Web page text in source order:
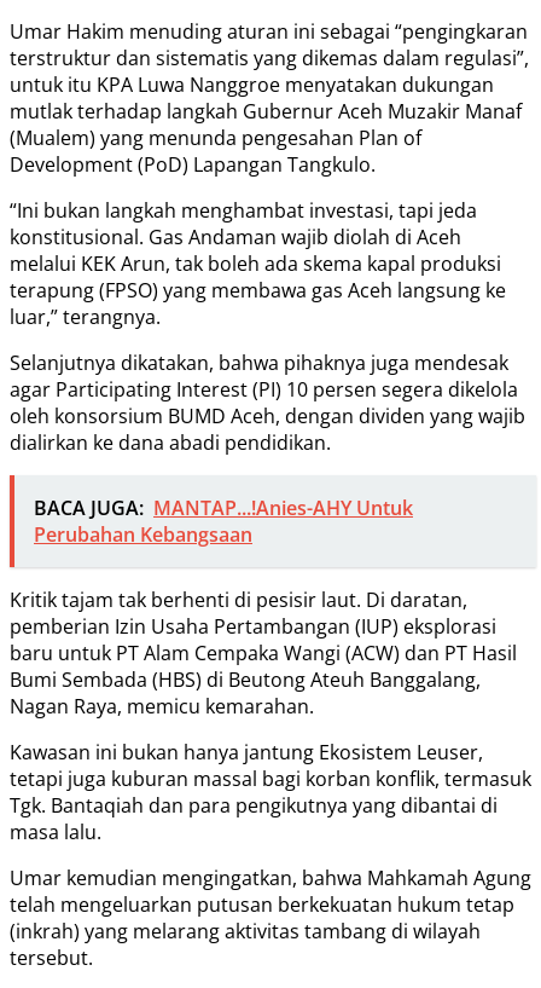
Umar Hakim menuding aturan ini sebagai “pengingkaran
terstruktur dan sistematis yang dikemas dalam regulasi”,
untuk itu KPA Luwa Nanggroe menyatakan dukungan
mutlak terhadap langkah Gubernur Aceh Muzakir Manaf
(Mualem) yang menunda pengesahan Plan of
Development (PoD) Lapangan Tangkulo.
“Ini bukan langkah menghambat investasi, tapi jeda
konstitusional. Gas Andaman wajib diolah di Aceh
melalui KEK Arun, tak boleh ada skema kapal produksi
terapung (FPSO) yang membawa gas Aceh langsung ke
luar,” terangnya.
Selanjutnya dikatakan, bahwa pihaknya juga mendesak
agar Participating Interest (PI) 10 persen segera dikelola
oleh konsorsium BUMD Aceh, dengan dividen yang wajib
dialirkan ke dana abadi pendidikan.
BACA JUGA: MANTAP...!Anies-AHY Untuk
Perubahan Kebangsaan
Kritik tajam tak berhenti di pesisir laut. Di daratan,
pemberian Izin Usaha Pertambangan (IUP) eksplorasi
baru untuk PT Alam Cempaka Wangi (ACW) dan PT Hasil
Bumi Sembada (HBS) di Beutong Ateuh Banggalang,
Nagan Raya, memicu kemarahan.
Kawasan ini bukan hanya jantung Ekosistem Leuser,
tetapi juga kuburan massal bagi korban konflik, termasuk
Tgk. Bantaqiah dan para pengikutnya yang dibantai di
masa lalu.
Umar kemudian mengingatkan, bahwa Mahkamah Agung
telah mengeluarkan putusan berkekuatan hukum tetap
(inkrah) yang melarang aktivitas tambang di wilayah
tersebut.